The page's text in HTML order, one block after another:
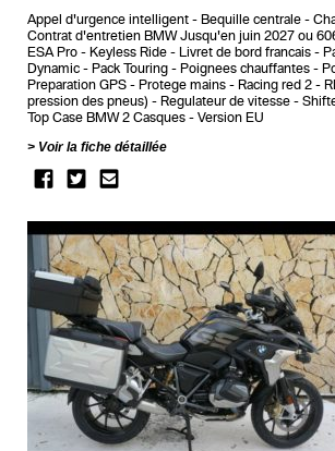
Appel d'urgence intelligent Bequille centrale
Contrat d'entretien BMW Jusqu'en juin 2027 ou
ESA Pro
Keyless Ride Livret de bord francais
Dynamic
Pack Touring Poignees chauffantes
Preparation GPS
Protege mains Racing red 2
pression des pneus)
Regulateur de vitesse
Top Case BMW 2 Casques
Version EU
Voir la fiche détaillée